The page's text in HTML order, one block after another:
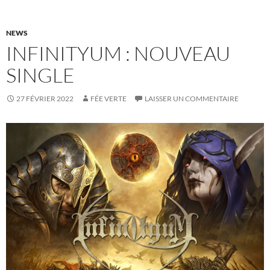
NEWS
INFINITYUM : NOUVEAU
SINGLE
27 FÉVRIER 2022 FÉE VERTE LAISSER UN COMMENTAIRE